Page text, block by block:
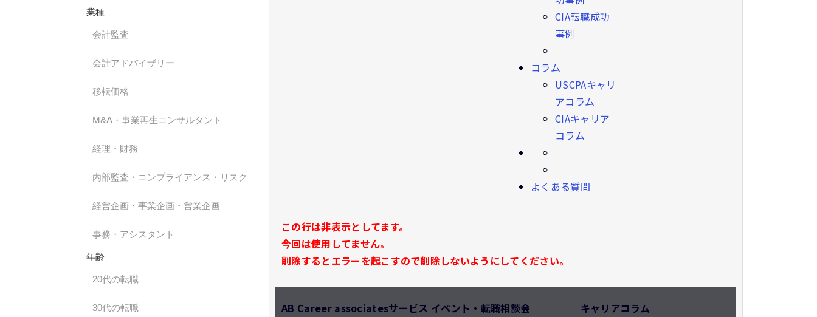
業種
会計監査
会計アドバイザリー
移転価格
M&A・事業再生コンサルタント
経理・財務
内部監査・コンプライアンス・リスク
経営企画・事業企画・営業企画
事務・アシスタント
年齢
20代の転職
30代の転職
CIA転職成功
事例
コラム
USCPAキャリ
アコラム
CIAキャリア
コラム
よくある質問
この行は非表示としてます。
今回は使用してません。
削除するとエラーを起こすので削除しないようにしてください。
AB Career associatesサービス イベント・転職相談会 キャリアコラム